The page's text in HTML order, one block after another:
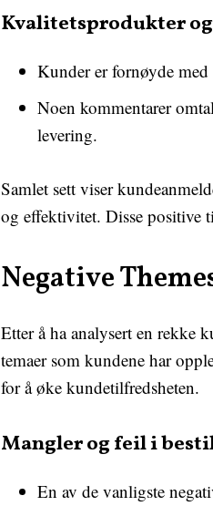
Kvalitetsprodukter
Kunder er fornøyde
Noen kommentarer
levering.
Samlet sett viser
og effektivitet. Disse positive
Negative
Etter å ha analysert en rekke
temaer som kundene har
for å øke kundetilfredsheten.
Mangler og feil i
En av de vanligste